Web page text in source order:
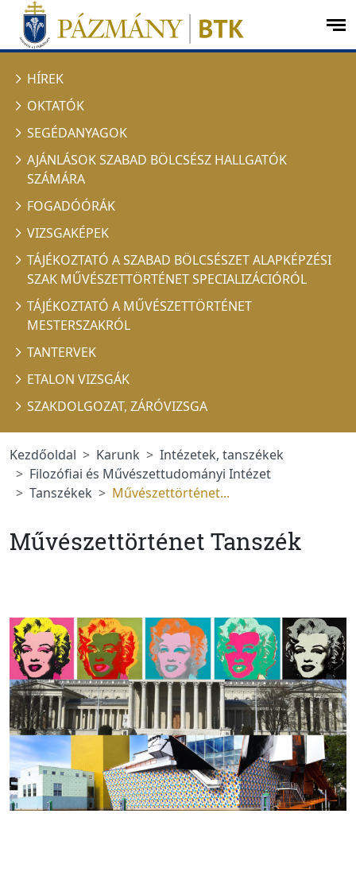
Ugrás a menüre
Ugrás a tartalomra
HÍREK
OKTATÓK
SEGÉDANYAGOK
AJÁNLÁSOK SZABAD BÖLCSÉSZ HALLGATÓK
SZÁMÁRA
FOGADÓÓRÁK
VIZSGAKÉPEK
TÁJÉKOZTATÓ A SZABAD BÖLCSÉSZET ALAPKÉPZÉSI
SZAK MŰVÉSZETTÖRTÉNET SPECIALIZÁCIÓRÓL
TÁJÉKOZTATÓ A MŰVÉSZETTÖRTÉNET
MESTERSZAKRÓL
TANTERVEK
ETALON VIZSGÁK
SZAKDOLGOZAT, ZÁRÓVIZSGA
Kezdőoldal Karunk
Intézetek, tanszékek
Filozófiai és Művészettudományi Intézet
Tanszékek
Művészettörténet...
Művészettörténet Tanszék